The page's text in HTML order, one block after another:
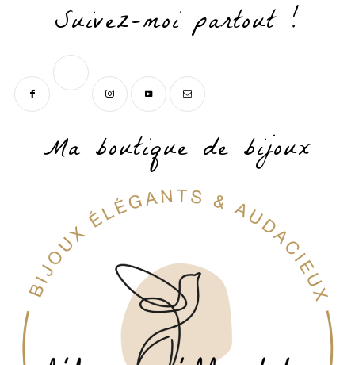
Suivez-moi partout !
Ma boutique de bijoux